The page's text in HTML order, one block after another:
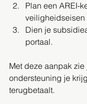
Plan een AREI-
veiligheidseisen
Dien je
portaal.
Met deze aanpak
ondersteuning je
terugbetaalt.